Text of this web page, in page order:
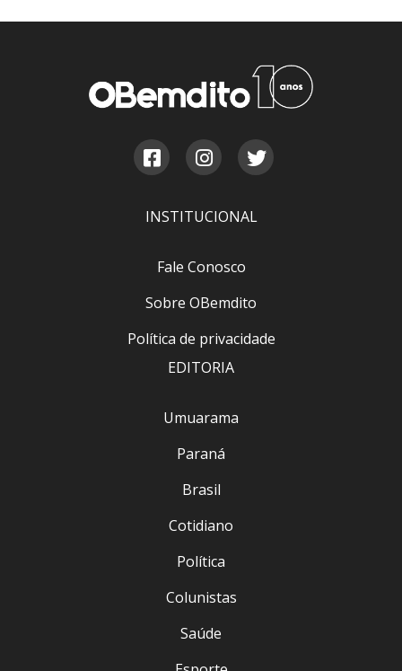
INSTITUCIONAL
Fale Conosco
Sobre OBemdito
Política de privacidade
EDITORIA
Umuarama
Paraná
Brasil
Cotidiano
Política
Colunistas
Saúde